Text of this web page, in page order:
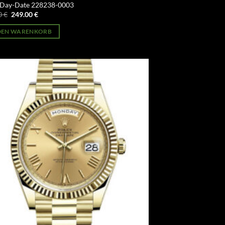
Date 228238-0003
€ Ursprünglicher
war:
499.00 €
249.00€Aktueller
ist:
249.00 €.
WARENKORB